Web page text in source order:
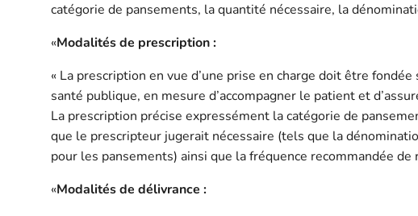
catégorie de pansements, la quantité nécessaire, la
«Modalités de prescription :
« La prescription en vue d’une prise en charge doit être
santé publique, en mesure d’accompagner le patient et
La prescription précise expressément la catégorie de
que le prescripteur jugerait nécessaire (tels que la
pour les pansements) ainsi que la fréquence recommandée
«Modalités de délivrance :